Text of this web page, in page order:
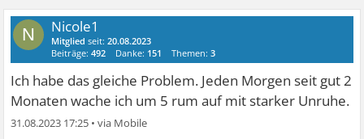
N Nicole1
Mitglied seit:20.08.2023
Beiträge:492 Danke: 151 Themen:3
Ich habe das gleiche Problem. Jeden Morgen seit gut 2
Monaten wache ich um 5 rum auf mit starker Unruhe.
31.08.2023 17:25 •